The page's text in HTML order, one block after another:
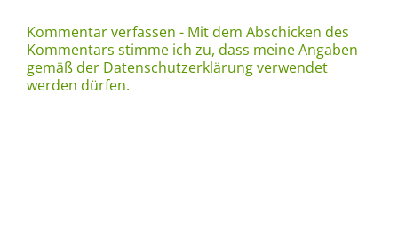
Kommentar verfassen - Mit dem Abschicken des
Kommentars stimme ich zu, dass meine Angaben
gemäß der Datenschutzerklärung verwendet
werden dürfen.